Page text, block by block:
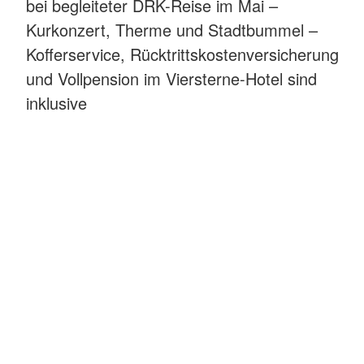
bei begleiteter DRK-Reise im Mai –
Kurkonzert, Therme und Stadtbummel –
Kofferservice, Rücktrittskostenversicherung
und Vollpension im Viersterne-Hotel sind
inklusive